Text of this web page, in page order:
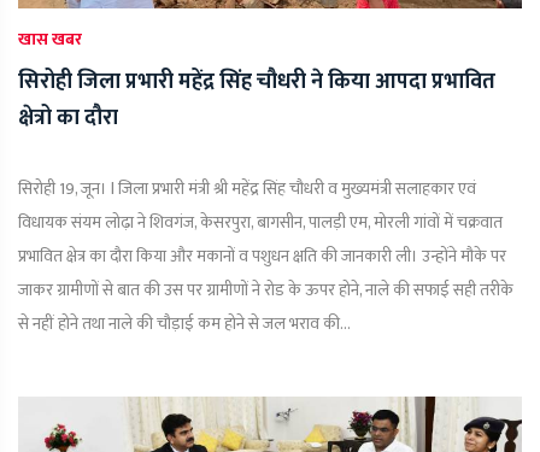
खास खबर
सिरोही जिला प्रभारी महेंद्र सिंह चौधरी ने किया आपदा प्रभावित
क्षेत्रो का दौरा
सिरोही 19, जून। l जिला प्रभारी मंत्री श्री महेंद्र सिंह चौधरी व मुख्यमंत्री सलाहकार एवं
विधायक संयम लोढ़ा ने शिवगंज, केसरपुरा, बागसीन, पालड़ी एम, मोरली गांवों में चक्रवात
प्रभावित क्षेत्र का दौरा किया और मकानों व पशुधन क्षति की जानकारी ली। उन्होंने मौके पर
जाकर ग्रामीणों से बात की उस पर ग्रामीणों ने रोड के ऊपर होने, नाले की सफाई सही तरीके
से नहीं होने तथा नाले की चौड़ाई कम होने से जल भराव की...